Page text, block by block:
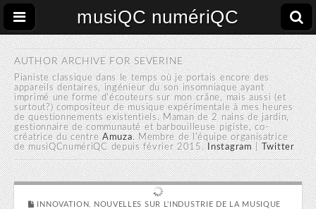
musiQC numériQC
AUTHOR ARCHIVE FORSEVERINE
Pianiste classique dans le temps où je portais encore des
appareils dentaires, ingénieur du son insomniaque ayant
imprimé une forme d'écouteurs sur mon crâne, mais aussi (et
surtout?) compositeur de musique expérimentale à mes heures
de questionnements existentiels. Maman de 2 nains de jardin,
gestionnaire de communauté et barbouilleuse pigiste, co-
créatrice du centreAmuza. Membre de l'équipe organisatrice
de musiQCnumériQC depuis février 2015.Instagram|Twitter
INNOVATION
NOUVELLES SUR L'INDUSTRIE DE LA MUSIQUE